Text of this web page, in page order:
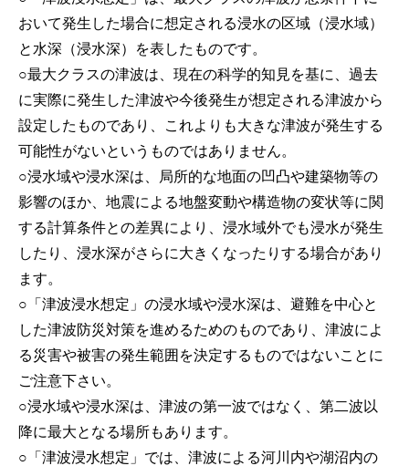
おいて発生した場合に想定される浸水の区域（浸水域）
と水深（浸水深）を表したものです。
○最大クラスの津波は、現在の科学的知見を基に、過去
に実際に発生した津波や今後発生が想定される津波から
設定したものであり、これよりも大きな津波が発生する
可能性がないというものではありません。
○浸水域や浸水深は、局所的な地面の凹凸や建築物等の
影響のほか、地震による地盤変動や構造物の変状等に関
する計算条件との差異により、浸水域外でも浸水が発生
したり、浸水深がさらに大きくなったりする場合があり
ます。
○「津波浸水想定」の浸水域や浸水深は、避難を中心と
した津波防災対策を進めるためのものであり、津波によ
る災害や被害の発生範囲を決定するものではないことに
ご注意下さい。
○浸水域や浸水深は、津波の第一波ではなく、第二波以
降に最大となる場所もあります。
○「津波浸水想定」では、津波による河川内や湖沼内の